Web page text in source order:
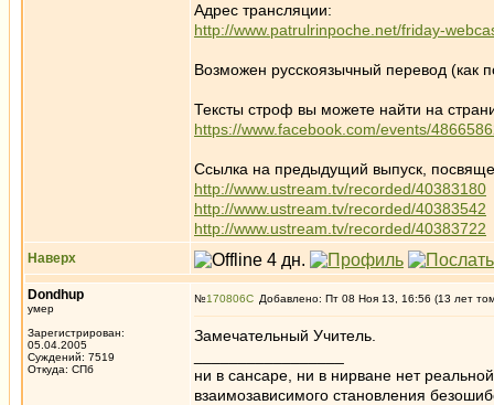
Адрес трансляции:
http://www.patrulrinpoche.net/friday-
Возможен русскоязычный перевод (как
Тексты строф вы можете найти на
https://www.facebook.com/events/
Ссылка на предыдущий выпуск,
http://www.ustream.tv/recorded/40383180
http://www.ustream.tv/recorded/40383542
http://www.ustream.tv/recorded/40383722
Наверх
Dondhup
умер
Зарегистрирован:
05.04.2005
Суждений: 7519
Откуда: СПб
№170806 Добавлено: Пт 08 Ноя 13, 16:56 (13 лет
Замечательный Учитель.
ни в сансаре, ни в нирване нет
взаимозависимого становления